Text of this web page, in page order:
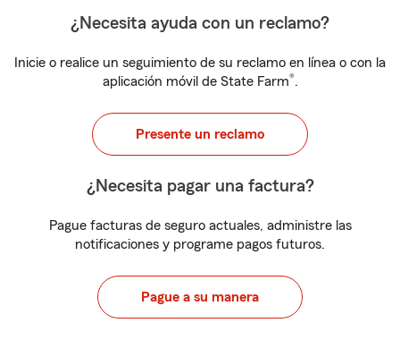
¿Necesita ayuda con un reclamo?
Inicie o realice un seguimiento de su reclamo en línea o con la
aplicación móvil de State Farm®.
Presente un reclamo
¿Necesita pagar una factura?
Pague facturas de seguro actuales, administre las
notificaciones y programe pagos futuros.
Pague a su manera